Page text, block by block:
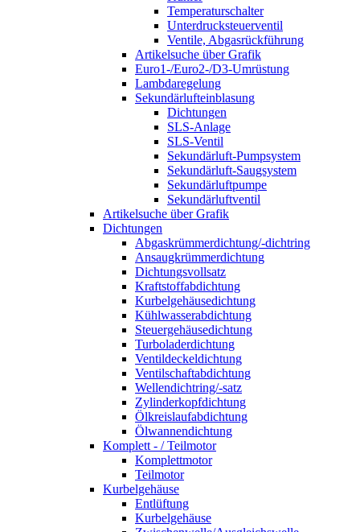
Temperaturschalter
Unterdrucksteuerventil
Ventile, Abgasrückführung
Artikelsuche über Grafik
Euro1-/Euro2-/D3-Umrüstung
Lambdaregelung
Sekundärlufteinblasung
Dichtungen
SLS-Anlage
SLS-Ventil
Sekundärluft-Pumpsystem
Sekundärluft-Saugsystem
Sekundärluftpumpe
Sekundärluftventil
Artikelsuche über Grafik
Dichtungen
Abgaskrümmerdichtung/-dichtring
Ansaugkrümmerdichtung
Dichtungsvollsatz
Kraftstoffabdichtung
Kurbelgehäusedichtung
Kühlwasserabdichtung
Steuergehäusedichtung
Turboladerdichtung
Ventildeckeldichtung
Ventilschaftabdichtung
Wellendichtring/-satz
Zylinderkopfdichtung
Ölkreislaufabdichtung
Ölwannendichtung
Komplett - / Teilmotor
Komplettmotor
Teilmotor
Kurbelgehäuse
Entlüftung
Kurbelgehäuse